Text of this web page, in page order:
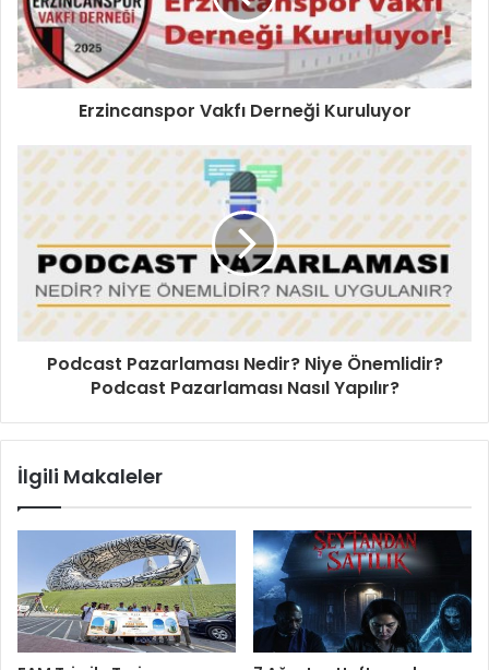
Erzincanspor Vakfı Derneği Kuruluyor
Podcast Pazarlaması Nedir? Niye Önemlidir?
Podcast Pazarlaması Nasıl Yapılır?
İlgili Makaleler